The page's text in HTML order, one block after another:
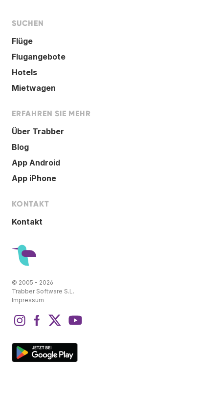
SUCHEN
Flüge
Flugangebote
Hotels
Mietwagen
ERFAHREN SIE MEHR
Über Trabber
Blog
App Android
App iPhone
KONTAKT
Kontakt
© 2005 - 2026
Trabber Software S.L.
Impressum